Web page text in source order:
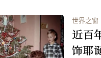
口、
率，
世界之窗
近百
饰耶